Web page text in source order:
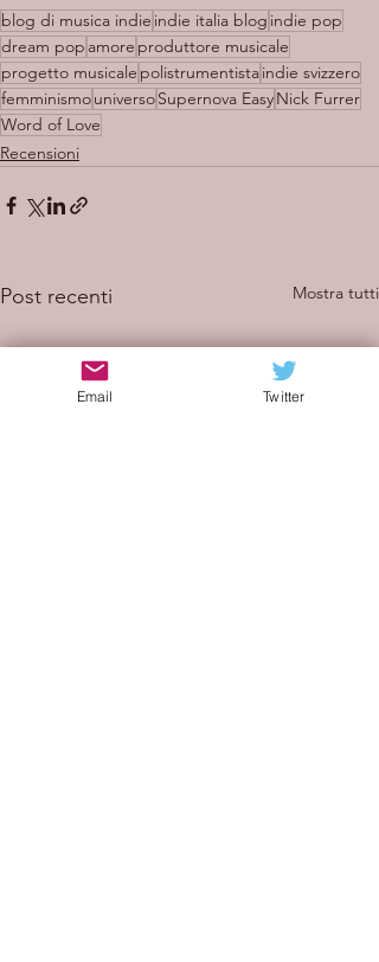
blog di musica indie indie italia blog indie pop
dream pop amore produttore musicale
progetto musicale polistrumentistaindie svizzero
femminismouniversoSupernova EasyNick Furrer
Word of Love
Recensioni
Post recenti Mostra tutti
Email Twitter